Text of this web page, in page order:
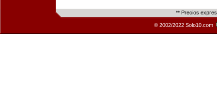
** Precios
© 2002/2022 Solo10.com